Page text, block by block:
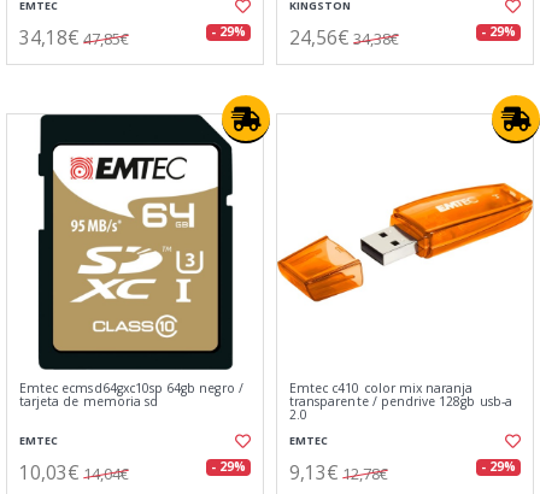
EMTEC
34,18€ 47,85€ - 29%
KINGSTON
24,56€ 34,38€ - 29%
Emtec ecmsd64gxc10sp 64gb negro /
tarjeta de memoria sd
EMTEC
10,03€ 14,04€ - 29%
Emtec c410 color mix naranja
transparente / pendrive 128gb usb-a
2.0
EMTEC
9,13€ 12,78€ - 29%